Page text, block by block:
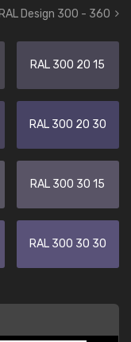
Design 300 - 360
RAL 300 20 15
RAL 300 20 30
RAL 300 30 15
RAL 300 30 30